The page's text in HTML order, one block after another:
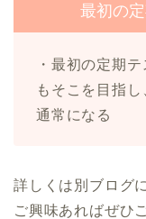
最初の
・最初の定期
もそこを目指
通常になる
詳しくは別ブログ
ご興味あればぜひ